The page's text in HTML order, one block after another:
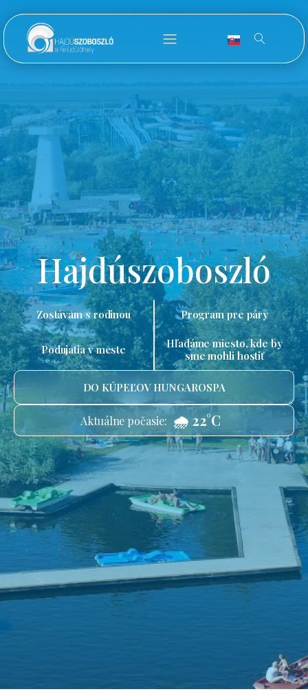
Hajdúszoboszló
Zostávam s rodinou Program pre páry
Podujatia v meste
Hľadáme miesto, kde by
sme mohli hostiť
DO KÚPEĽOV HUNGAROSPA
Aktuálne počasie: 🌧️ 22°C